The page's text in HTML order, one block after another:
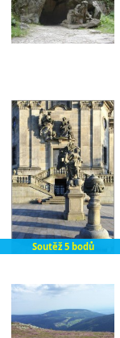
Soutěž 5 bodů